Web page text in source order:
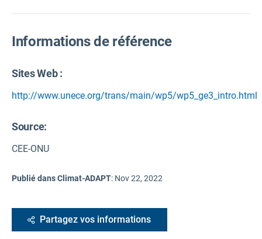
Informations de référence
Sites Web :
http://www.unece.org/trans/main/wp5/wp5_ge3_intro.html
Source:
CEE-ONU
Publié dans Climat-ADAPT: Nov 22, 2022
Partagez vos informations